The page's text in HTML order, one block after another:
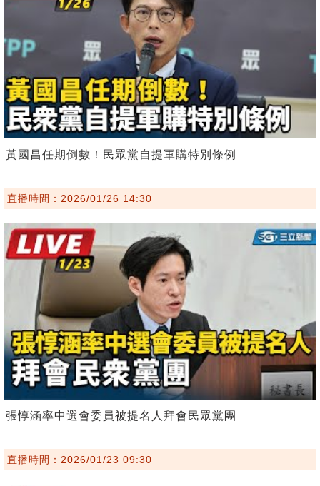
黃國昌任期倒數！民眾黨自提軍購特別條例
直播時間：2026/01/26 14:30
張惇涵率中選會委員被提名人拜會民眾黨團
直播時間：2026/01/23 09:30